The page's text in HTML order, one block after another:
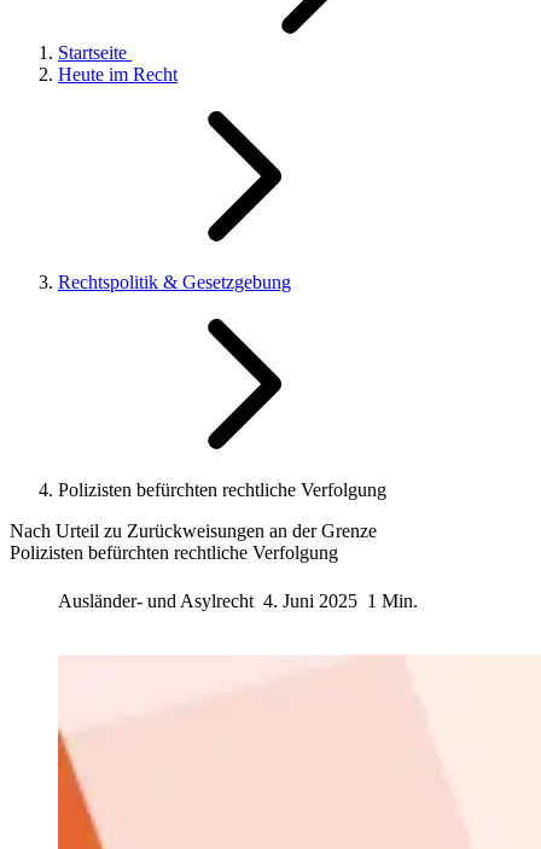
Startseite
Heute im Recht
Rechtspolitik & Gesetzgebung
Polizisten befürchten rechtliche Verfolgung
Nach Urteil zu Zurückweisungen an der Grenze
Polizisten befürchten rechtliche Verfolgung
Ausländer- und Asylrecht 4. Juni 2025 1 Min.